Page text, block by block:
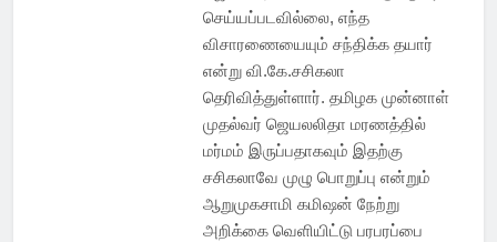
செய்யப்படவில்லை, எந்த
விசாரணையையும் சந்திக்க தயார்
என்று வி.கே.சசிகலா
தெரிவித்துள்ளார். தமிழக முன்னாள்
முதல்வர் ஜெயலலிதா மரணத்தில்
மர்மம் இருப்பதாகவும் இதற்கு
சசிகலாவே முழு பொறுப்பு என்றும்
ஆறுமுகசாமி கமிஷன் நேற்று
அறிக்கை வெளியிட்டு பரபரப்பை